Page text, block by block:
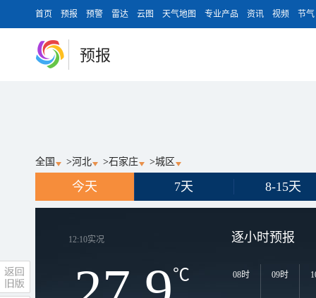
首页 预报 预警 雷达 云图 天气地图 专业产品 资讯 视频 节气
预报
全国 >河北 >石家庄 >城区
今天 7天 8-15天
12:10实况
℃
逐小时预报
08时 09时